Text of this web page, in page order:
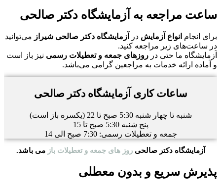
ساعت مراجعه به آزمایشگاه دکتر صالحی
برای انجام انواع آزمایش در آزمایشگاه دکتر صالحی شیراز می‌توانید
در ساعت‌های زیر مراجعه کنید.
آزمایشگاه ما حتی در روزهای جمعه و تعطیلات رسمی نیز باز است
و آماده ارائه خدمات به مراجعین گرامی می‌باشد.
ساعات کاری آزمایشگاه دکتر صالحی
شنبه تا چهار شنبه 5:30 صبح تا 22 (یکسره باز است)
پنج شنبه 5:30 صبح تا 15
جمعه و تعطیلات رسمی: 7:30 صبح الی 14
آزمایشگاه دکتر صالحیروز های جمعه و تعطیلات باز می باشد.
پذیرش سریع و بدون معطلی